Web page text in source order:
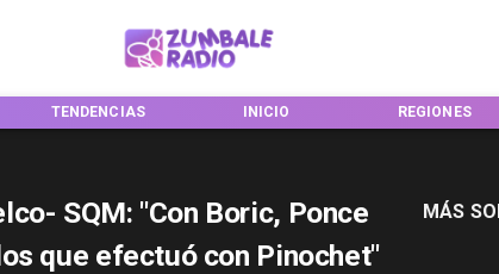
TENDENCIAS INICIO REGIONES
MÁS
SQM: "Con Boric, Ponce
que efectuó con Pinochet"